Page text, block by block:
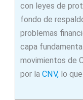
con leyes de
fondo de
problemas
capa
movimientos de
por la CNV,lo que